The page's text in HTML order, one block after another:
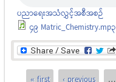
ပညာရေးအသံလွှင့်အစီအစဉ်
49 Matric_Chemistry.mp3